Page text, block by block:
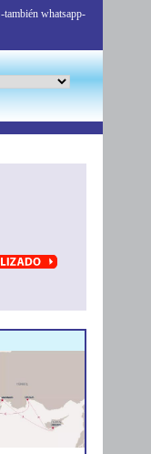
-también whatsapp-